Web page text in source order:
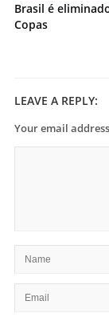
Brasil é
Copas
LEAVE A REPLY:
Your email